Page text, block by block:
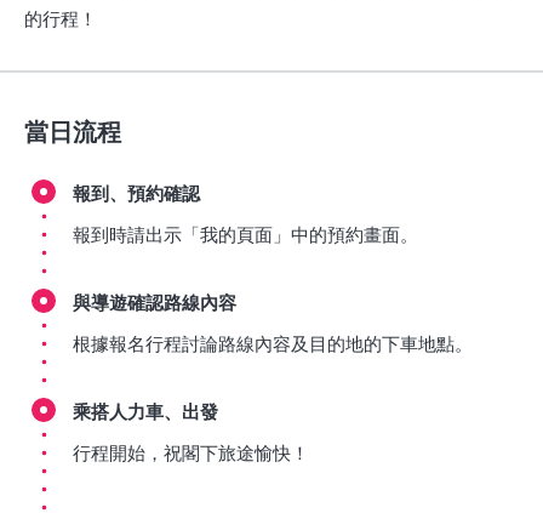
的行程！
當日流程
報到、預約確認
報到時請出示「我的頁面」中的預約畫面。
與導遊確認路線內容
根據報名行程討論路線內容及目的地的下車地點。
乘搭人力車、出發
行程開始，祝閣下旅途愉快！